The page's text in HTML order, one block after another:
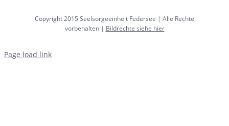
Copyright 2015 Seelsorgeeinheit Federsee | Alle Rechte
vorbehalten | Bildrechte siehe hier
Page load link